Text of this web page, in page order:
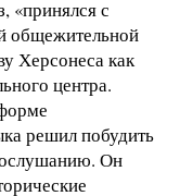
«принялся с
общежительной
Херсонеса как
центра.
решил побудить
Он